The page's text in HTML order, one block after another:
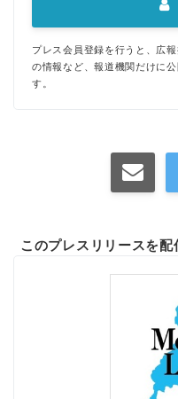
プレス会員登録を行うと、広
の情報など、報道機関だけに
す。
このプレスリリースを